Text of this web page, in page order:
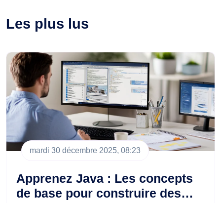
Les plus lus
mardi 30 décembre 2025, 08:23
Apprenez Java : Les concepts
de base pour construire des…